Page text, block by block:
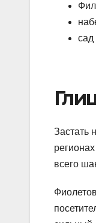
сад
Застать
всего